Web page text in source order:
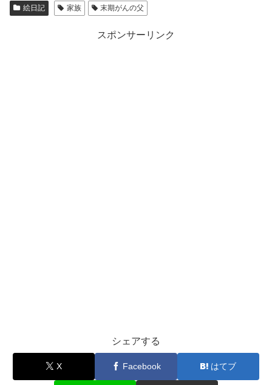
絵日記 家族 末期がんの父
スポンサーリンク
シェアする
X Facebook はてブ